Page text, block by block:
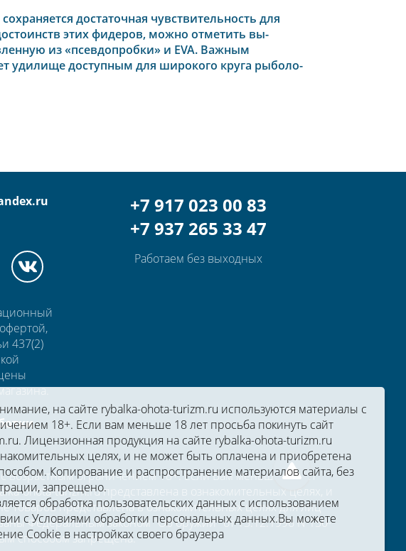
достаточная чувствительность для
этих фидеров, можно отметить вы-
из «псевдопробки» и EVA. Важным
удилище доступным для широкого круга рыболо-
+7 917 023 00 83
+7 937 265 33 47
437(2)
Работаем без выходных
возрастным ограничением 18+. Если Вам меньше 18 лет
ohota-turizm.ru представлена в ознакомительных целях, и
представлена в ознакомительных целях для лиц
Федеральным законом "Об оружии" от 13.12.1996 N 150-
способом запрещена.
на сайте rybalka-ohota-turizm.ru используются материалы с
18+. Если вам меньше 18 лет просьба покинуть сайт
Лицензионная продукция на сайте rybalka-ohota-turizm.ru
целях, и не может быть оплачена и приобретена
Копирование и распространение материалов сайта, без
запрещено.
обработка пользовательских данных с использованием
c Условиями обработки персональных данных.Вы можете
Cookie в настройках своего браузера